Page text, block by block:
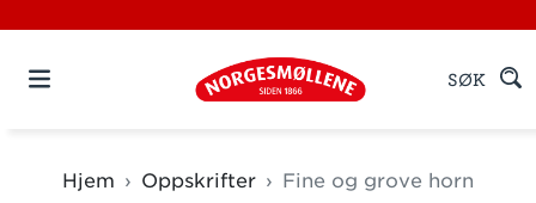
SØK
Hjem Oppskrifter Fine og grove horn